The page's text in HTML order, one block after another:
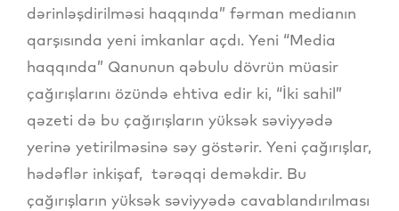
dərinləşdirilməsi haqqında” fərman medianın
qarşısında yeni imkanlar açdı. Yeni “Media
haqqında” Qanunun qəbulu dövrün müasir
çağırışlarını özündə ehtiva edir ki, “İki sahil”
qəzeti də bu çağırışların yüksək səviyyədə
yerinə yetirilməsinə səy göstərir. Yeni çağırışlar,
hədəflər inkişaf, tərəqqi deməkdir. Bu
çağırışların yüksək səviyyədə cavablandırılması